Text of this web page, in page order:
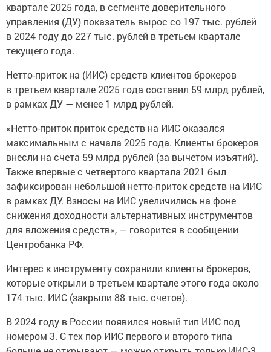
квартале 2025 года, в сегменте доверительного
управления (ДУ) показатель вырос со 197 тыс. рублей
в 2024 году до 227 тыс. рублей в третьем квартале
текущего года.
Нетто-приток на (ИИС) средств клиентов брокеров
в третьем квартале 2025 года составил 59 млрд рублей,
в рамках ДУ — менее 1 млрд рублей.
«Нетто-приток приток средств на ИИС оказался
максимальным с начала 2025 года. Клиенты брокеров
внесли на счета 59 млрд рублей (за вычетом изъятий).
Также впервые с четвертого квартала 2021 был
зафиксирован небольшой нетто-приток средств на ИИС
в рамках ДУ. Взносы на ИИС увеличились на фоне
снижения доходности альтернативных инструментов
для вложения средств», — говорится в сообщении
Центробанка РФ.
Интерес к инструменту сохранили клиенты брокеров,
которые открыли в третьем квартале этого года около
174 тыс. ИИС (закрыли 88 тыс. счетов).
В 2024 году в России появился новый тип ИИС под
номером 3. С тех пор ИИС первого и второго типа